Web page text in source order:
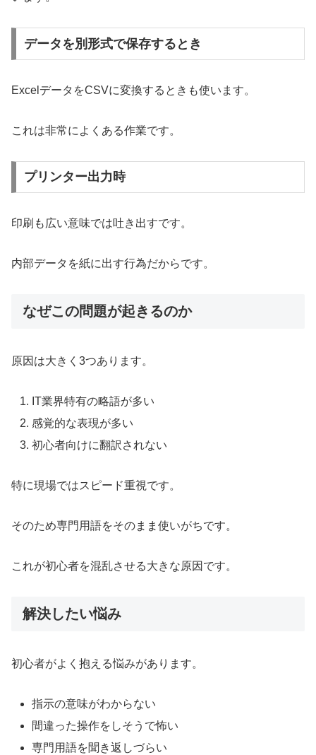
データを別形式で保存するとき
ExcelデータをCSVに変換するときも使います。
これは非常によくある作業です。
プリンター出力時
印刷も広い意味では吐き出すです。
内部データを紙に出す行為だからです。
なぜこの問題が起きるのか
原因は大きく3つあります。
IT業界特有の略語が多い
感覚的な表現が多い
初心者向けに翻訳されない
特に現場ではスピード重視です。
そのため専門用語をそのまま使いがちです。
これが初心者を混乱させる大きな原因です。
解決したい悩み
初心者がよく抱える悩みがあります。
指示の意味がわからない
間違った操作をしそうで怖い
専門用語を聞き返しづらい